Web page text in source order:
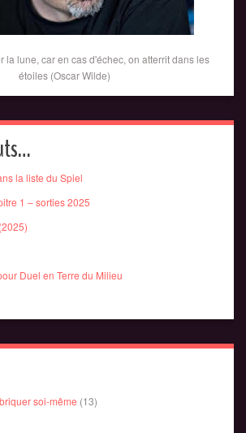
la lune, car en cas d'échec, on atterrit dans les
étoiles (Oscar Wilde)
la liste du Spiel
1 – sorties 2025
Duel en Terre du Milieu
soi-même (13)